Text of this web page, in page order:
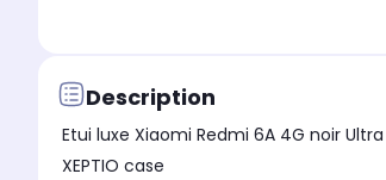
Description
Etui luxe Xiaomi Redmi 6A 4G noir
XEPTIO case